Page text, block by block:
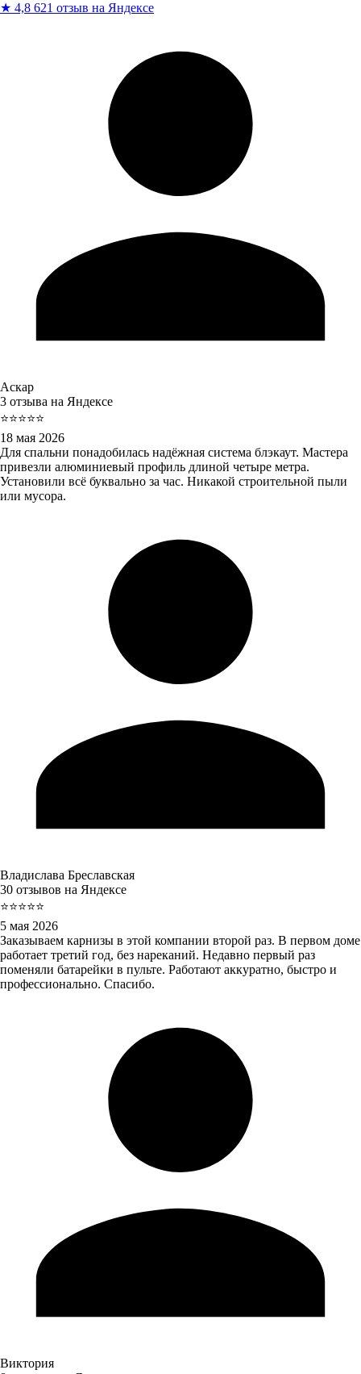
★ 4,8 621 отзыв на Яндексе
Аскар
3 отзыва на Яндексе
⭐⭐⭐⭐⭐
18 мая 2026
Для спальни понадобилась надёжная система блэкаут. Мастера
привезли алюминиевый профиль длиной четыре метра.
Установили всё буквально за час. Никакой строительной пыли
или мусора.
Владислава Бреславская
30 отзывов на Яндексе
⭐⭐⭐⭐⭐
5 мая 2026
Заказываем карнизы в этой компании второй раз. В первом доме
работает третий год, без нареканий. Недавно первый раз
поменяли батарейки в пульте. Работают аккуратно, быстро и
профессионально. Спасибо.
Виктория